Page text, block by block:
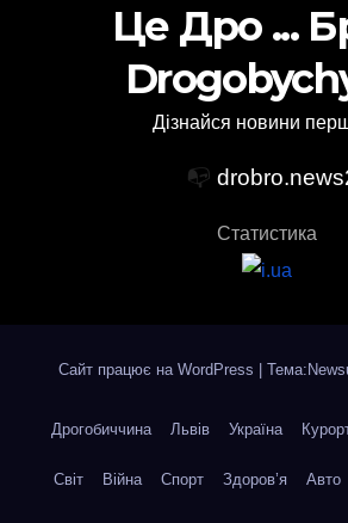
Це Дро ...
Дізнайся новини
📭
Статистика
Сайт працює на WordPress
Дрогобиччина Львів Україна
Світ Війна Спорт Здоров’я Авто